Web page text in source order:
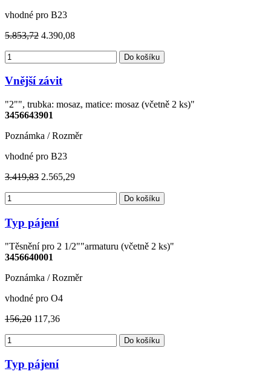
vhodné pro B23
5.853,72 4.390,08
Do košíku
Vnější závit
"2"", trubka: mosaz, matice: mosaz (včetně 2 ks)"
3456643901
Poznámka / Rozměr
vhodné pro B23
3.419,83 2.565,29
Do košíku
Typ pájení
"Těsnění pro 2 1/2""armaturu (včetně 2 ks)"
3456640001
Poznámka / Rozměr
vhodné pro O4
156,20 117,36
Do košíku
Typ pájení